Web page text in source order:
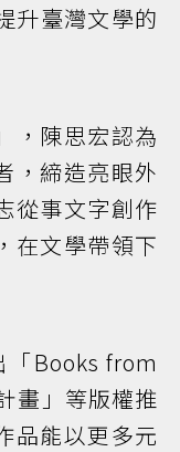
升臺灣文學的
，陳思宏認為
，締造亮眼外
從事文字創作
在文學帶領下
Books from
畫」等版權推
品能以更多元